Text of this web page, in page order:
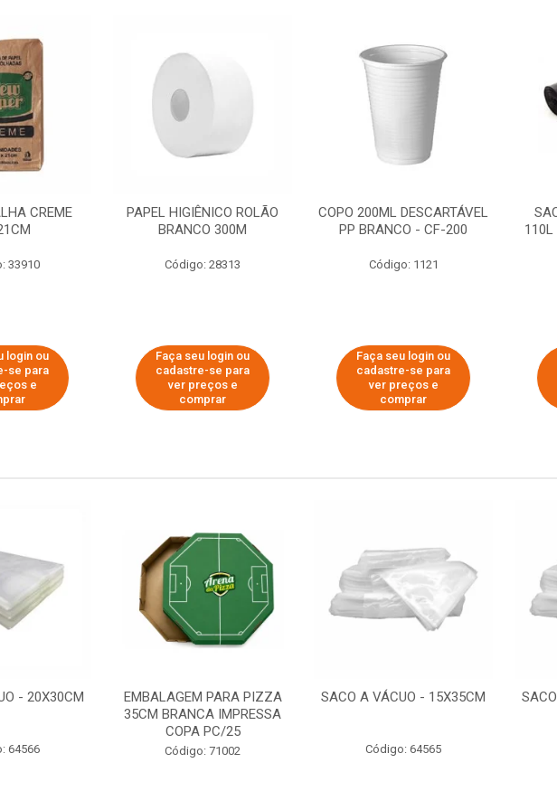
CREME
33910
login ou
se para
e
PAPEL HIGIÊNICO ROLÃO
BRANCO 300M
Código: 28313
Faça seu login ou
cadastre-se para
ver preços e
comprar
COPO 200ML DESCARTÁVEL
PP BRANCO - CF-200
Código: 1121
Faça seu login ou
cadastre-se para
ver preços e
comprar
110L
- 20X30CM
64566
EMBALAGEM PARA PIZZA
35CM BRANCA IMPRESSA
COPA PC/25
Código: 71002
SACO A VÁCUO - 15X35CM
Código: 64565